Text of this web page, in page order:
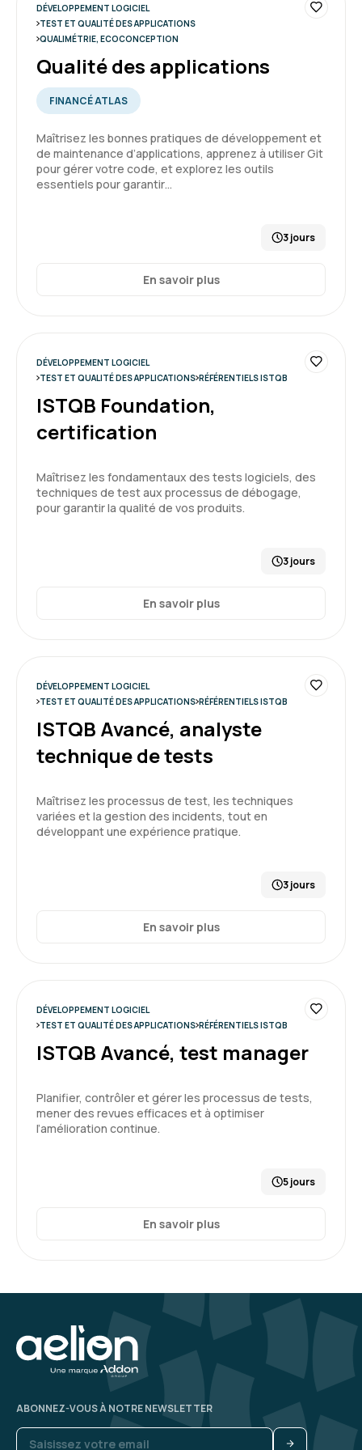
DÉVELOPPEMENT LOGICIEL
TEST ET QUALITÉ DES APPLICATIONS
QUALIMÉTRIE, ECOCONCEPTION
Qualité des applications
FINANCÉ ATLAS
Maîtrisez les bonnes pratiques de développement et
de maintenance d’applications, apprenez à utiliser Git
pour gérer votre code, et explorez les outils
essentiels pour garantir…
3 jours
En savoir plus
DÉVELOPPEMENT LOGICIEL
TEST ET QUALITÉ DES APPLICATIONS RÉFÉRENTIELS ISTQB
ISTQB Foundation,
certification
Maîtrisez les fondamentaux des tests logiciels, des
techniques de test aux processus de débogage,
pour garantir la qualité de vos produits.
3 jours
En savoir plus
DÉVELOPPEMENT LOGICIEL
TEST ET QUALITÉ DES APPLICATIONS RÉFÉRENTIELS ISTQB
ISTQB Avancé, analyste
technique de tests
Maîtrisez les processus de test, les techniques
variées et la gestion des incidents, tout en
développant une expérience pratique.
3 jours
En savoir plus
DÉVELOPPEMENT LOGICIEL
TEST ET QUALITÉ DES APPLICATIONS RÉFÉRENTIELS ISTQB
ISTQB Avancé, test manager
Planifier, contrôler et gérer les processus de tests,
mener des revues efficaces et à optimiser
l’amélioration continue.
5 jours
En savoir plus
ABONNEZ-VOUS À NOTRE NEWSLETTER